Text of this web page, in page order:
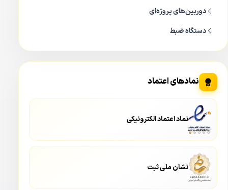
داهوا 5231EP-ZE یک دوربین سری ۵ از محصولات دوربین
مداربسته داهوا می باشد و دارای تکنولوژی به روز می باشد. از
قابلیت های مهم و پیشرفته در این دوربین داهوا می توان به
قابلیت ePOE اشاره کرد.
تامین برق در دوربین مداربسته تحت شبکه داهوا
5231EP-ZE
دوربین‌های پروژه‌ای
دستگاه ضبط
نمادهای اعتماد
نماد اعتماد الکترونیکی
نشان ملی ثبت